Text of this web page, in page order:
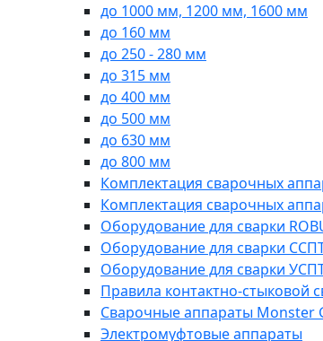
до 1000 мм, 1200 мм, 1600 мм
до 160 мм
до 250 - 280 мм
до 315 мм
до 400 мм
до 500 мм
до 630 мм
до 800 мм
Комплектация сварочных
Комплектация сварочных
Оборудование для сварки
Оборудование для сварки
Оборудование для сварки
Правила контактно-стыковой
Сварочные аппараты Monster
Электромуфтовые аппараты